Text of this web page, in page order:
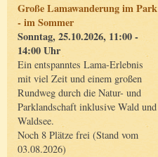
Große Lamawanderung im Park
- im Sommer
Sonntag, 25.10.2026, 11:00 -
14:00 Uhr
Ein entspanntes Lama-Erlebnis
mit viel Zeit und einem großen
Rundweg durch die Natur- und
Parklandschaft inklusive Wald und
Waldsee.
Noch 8 Plätze frei (Stand vom
03.08.2026)